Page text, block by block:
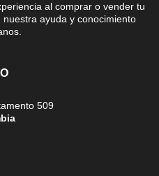
al comprar o vender tu
ayuda y conocimiento
509